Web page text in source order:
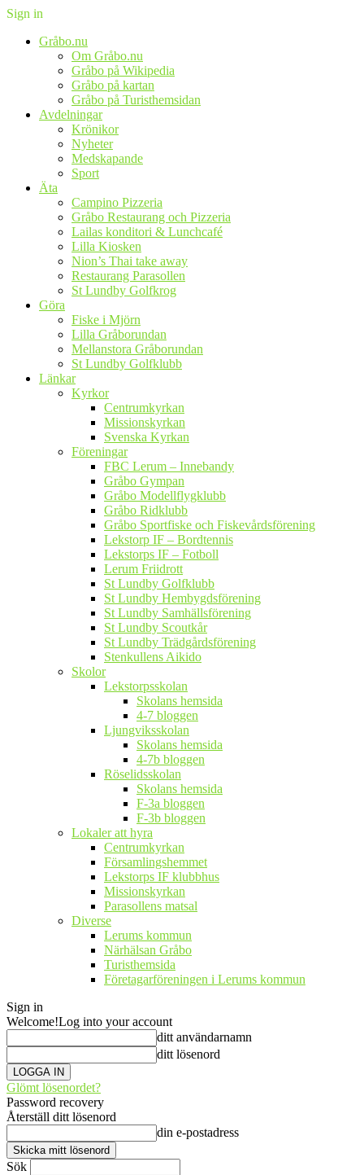
Sign in
Gråbo.nu
Om Gråbo.nu
Gråbo på Wikipedia
Gråbo på kartan
Gråbo på Turisthemsidan
Avdelningar
Krönikor
Nyheter
Medskapande
Sport
Äta
Campino Pizzeria
Gråbo Restaurang och Pizzeria
Lailas konditori & Lunchcafé
Lilla Kiosken
Nion’s Thai take away
Restaurang Parasollen
St Lundby Golfkrog
Göra
Fiske i Mjörn
Lilla Gråborundan
Mellanstora Gråborundan
St Lundby Golfklubb
Länkar
Kyrkor
Centrumkyrkan
Missionskyrkan
Svenska Kyrkan
Föreningar
FBC Lerum – Innebandy
Gråbo Gympan
Gråbo Modellflygklubb
Gråbo Ridklubb
Gråbo Sportfiske och Fiskevårdsförening
Lekstorp IF – Bordtennis
Lekstorps IF – Fotboll
Lerum Friidrott
St Lundby Golfklubb
St Lundby Hembygdsförening
St Lundby Samhällsförening
St Lundby Scoutkår
St Lundby Trädgårdsförening
Stenkullens Aikido
Skolor
Lekstorpsskolan
Skolans hemsida
4-7 bloggen
Ljungviksskolan
Skolans hemsida
4-7b bloggen
Röselidsskolan
Skolans hemsida
F-3a bloggen
F-3b bloggen
Lokaler att hyra
Centrumkyrkan
Församlingshemmet
Lekstorps IF klubbhus
Missionskyrkan
Parasollens matsal
Diverse
Lerums kommun
Närhälsan Gråbo
Turisthemsida
Företagarföreningen i Lerums kommun
Sign in
Welcome!Log into your account
ditt användarnamn
ditt lösenord
Glömt lösenordet?
Password recovery
Återställ ditt lösenord
din e-postadress
Sök